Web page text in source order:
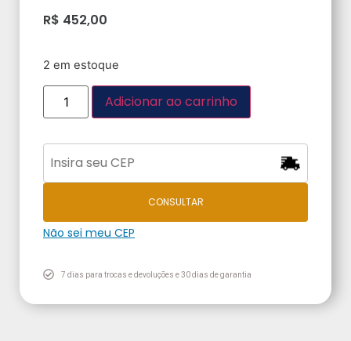
R$ 452,00
2 em estoque
Adicionar ao carrinho
CONSULTAR
Não sei meu CEP
7 dias para trocas e devoluções e 30 dias de garantia